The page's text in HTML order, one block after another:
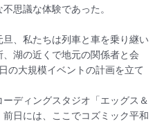
思議な体験であった。
、私たちは列車と車を乗り継い
湖の近くで地元の関係者と会
の大規模イベントの計画を立て
ディングスタジオ「エッグス＆
日には、ここでコズミック平和